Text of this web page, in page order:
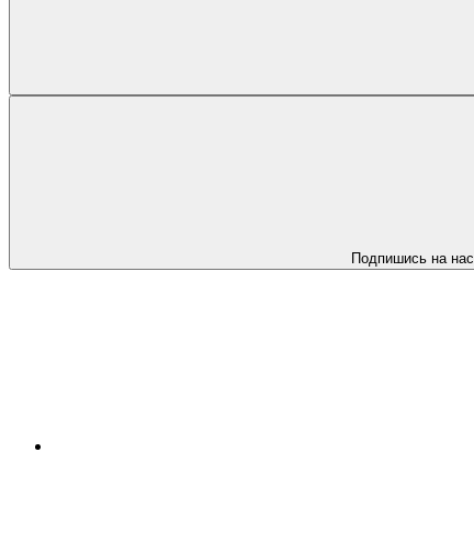
Подпишись на нас